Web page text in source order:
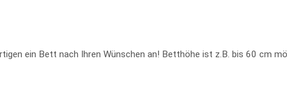
ein Bett nach Ihren Wünschen an! Betthöhe ist z.B. bis 60 cm